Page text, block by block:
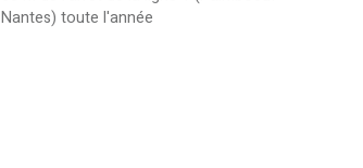
Nantes) toute l'année